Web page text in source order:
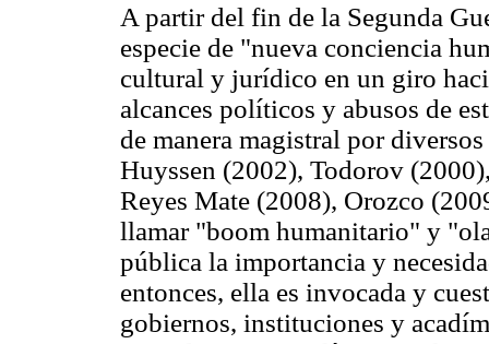
A partir del fin de la Segunda
especie de "nueva conciencia
cultural y jurídico en un giro
alcances políticos y abusos de
de manera magistral por
Huyssen (2002), Todorov
Reyes Mate (2008), Orozco
llamar "boom humanitario" y
pública la importancia y
entonces, ella es invocada y
gobiernos, instituciones y